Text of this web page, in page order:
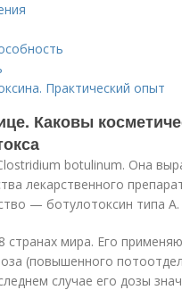
Практический опыт
Каковы
botulinum. Она
лекарственного
— ботулотоксин типа А.
мира. Его
(повышенного
случае его дозы